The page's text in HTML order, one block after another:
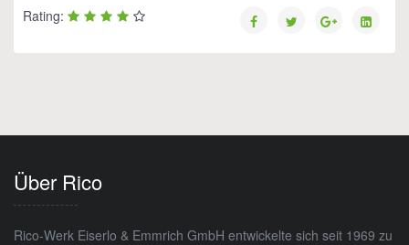
Rating:
Über Rico
Rico-Werk Eiserlo & Emmrich GmbH entwickelte sich seit 1969 zu